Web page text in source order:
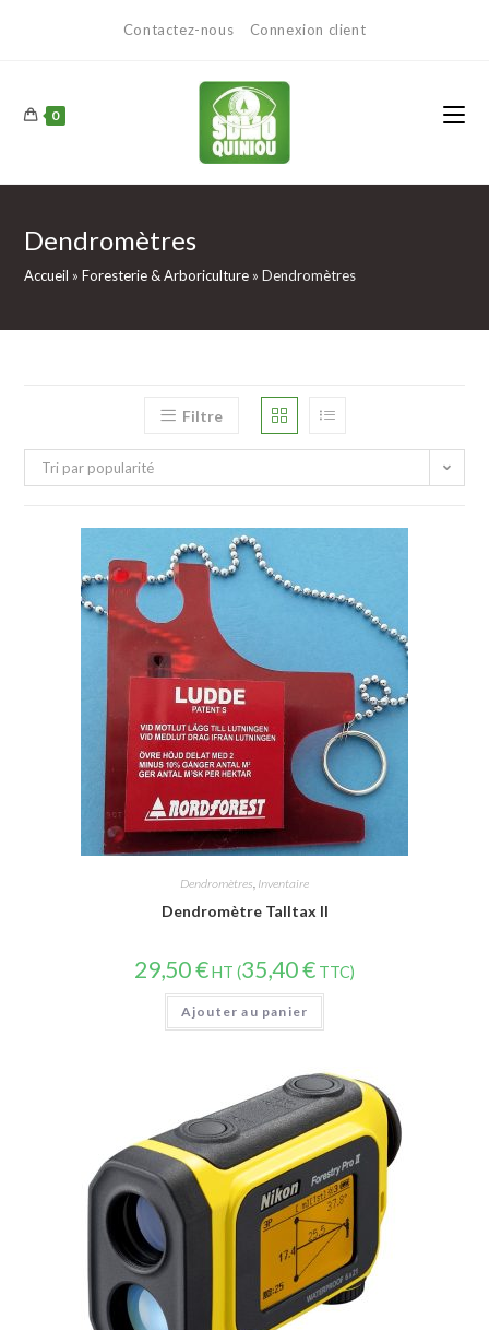
Contactez-nous Connexion client
0
Dendromètres
Accueil »Foresterie & Arboriculture »Dendromètres
Filtre
Tri par popularité
Dendromètres, Inventaire
Dendromètre Talltax II
29,50€HT (35,40€ TTC)
Ajouter au panier